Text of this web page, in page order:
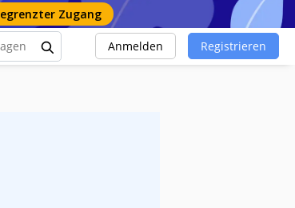
Zugang
Anmelden Registrieren